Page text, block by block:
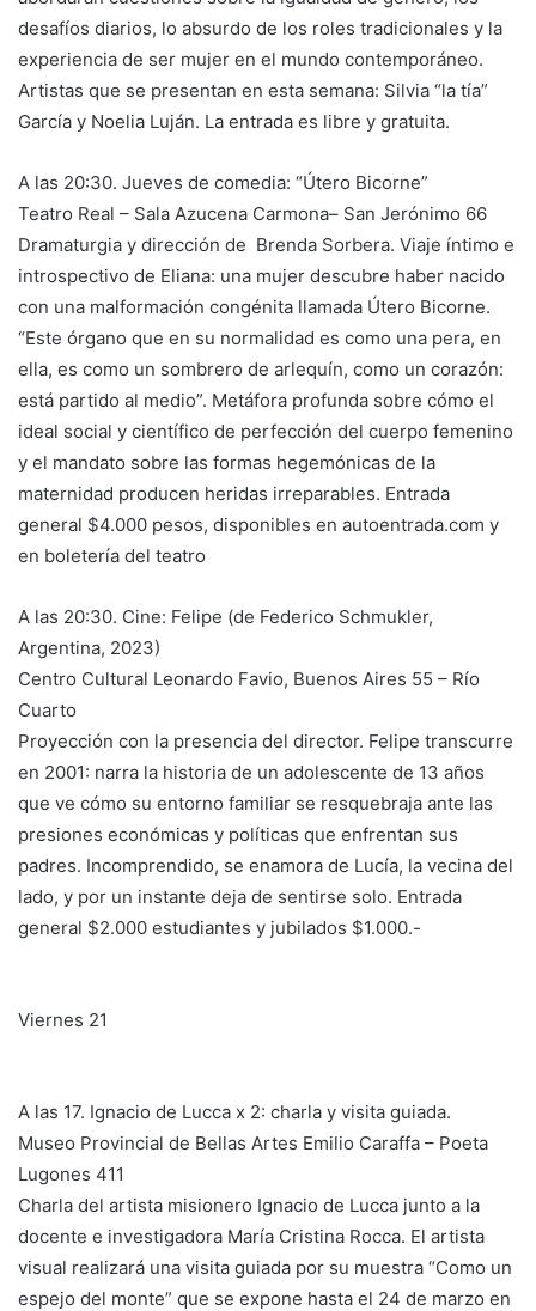
desafíos diarios, lo absurdo de los roles tradicionales y la
experiencia de ser mujer en el mundo contemporáneo.
Artistas que se presentan en esta semana: Silvia “la tía”
García y Noelia Luján. La entrada es libre y gratuita.
A las 20:30. Jueves de comedia: “Útero Bicorne”
Teatro Real – Sala Azucena Carmona– San Jerónimo 66
Dramaturgia y dirección de Brenda Sorbera. Viaje íntimo e
introspectivo de Eliana: una mujer descubre haber nacido
con una malformación congénita llamada Útero Bicorne.
“Este órgano que en su normalidad es como una pera, en
ella, es como un sombrero de arlequín, como un corazón:
está partido al medio”. Metáfora profunda sobre cómo el
ideal social y científico de perfección del cuerpo femenino
y el mandato sobre las formas hegemónicas de la
maternidad producen heridas irreparables. Entrada
general $4.000 pesos, disponibles en autoentrada.com y
en boletería del teatro
A las 20:30. Cine: Felipe (de Federico Schmukler,
Argentina, 2023)
Centro Cultural Leonardo Favio, Buenos Aires 55 – Río
Cuarto
Proyección con la presencia del director. Felipe transcurre
en 2001: narra la historia de un adolescente de 13 años
que ve cómo su entorno familiar se resquebraja ante las
presiones económicas y políticas que enfrentan sus
padres. Incomprendido, se enamora de Lucía, la vecina del
lado, y por un instante deja de sentirse solo. Entrada
general $2.000 estudiantes y jubilados $1.000.-
Viernes 21
A las 17. Ignacio de Lucca x 2: charla y visita guiada.
Museo Provincial de Bellas Artes Emilio Caraffa – Poeta
Lugones 411
Charla del artista misionero Ignacio de Lucca junto a la
docente e investigadora María Cristina Rocca. El artista
visual realizará una visita guiada por su muestra “Como un
espejo del monte” que se expone hasta el 24 de marzo en